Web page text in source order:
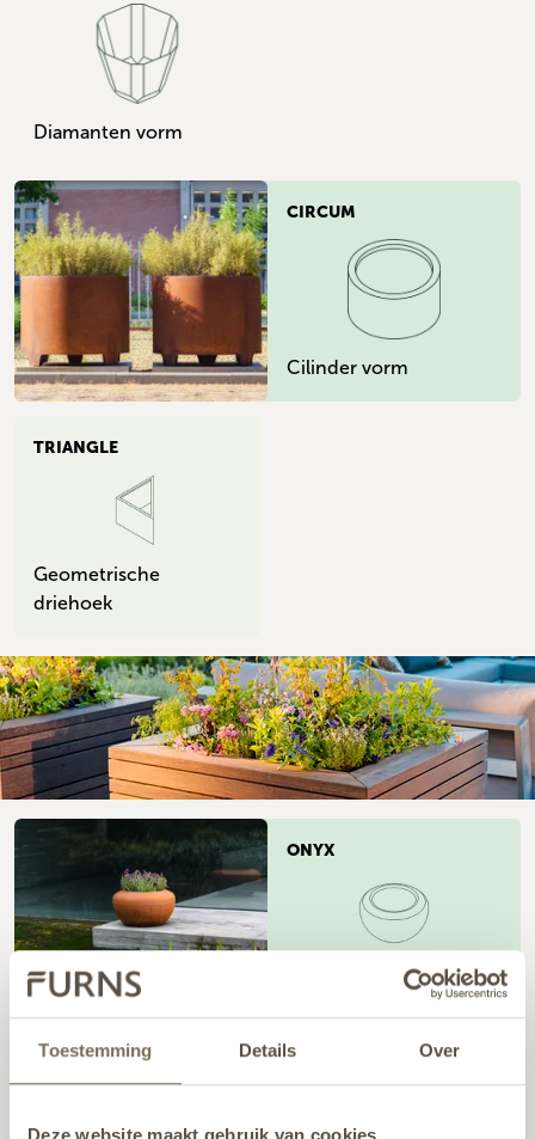
Toestemming Details Over
Deze website maakt gebruik van cookies
Diamanten vorm
CIRCUM
Cilinder vorm
TRIANGLE
Geometrische
driehoek
ONYX
Bolle afwerking
TONIC BOTAN